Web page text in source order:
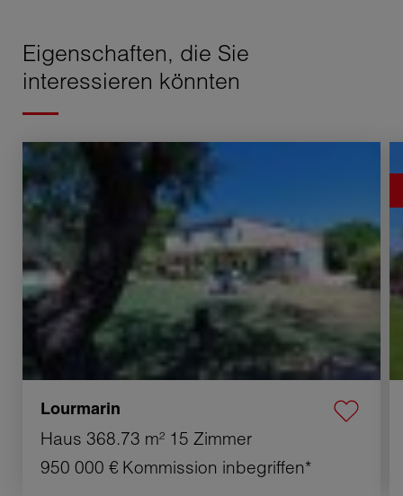
Eigenschaften, die Sie
interessieren könnten
Verkauf Haus Lourmarin 15 Zimmer 368.73 m²
Lourmarin
Haus 368.73 m² 15 Zimmer
950 000 € Kommission inbegriffen*